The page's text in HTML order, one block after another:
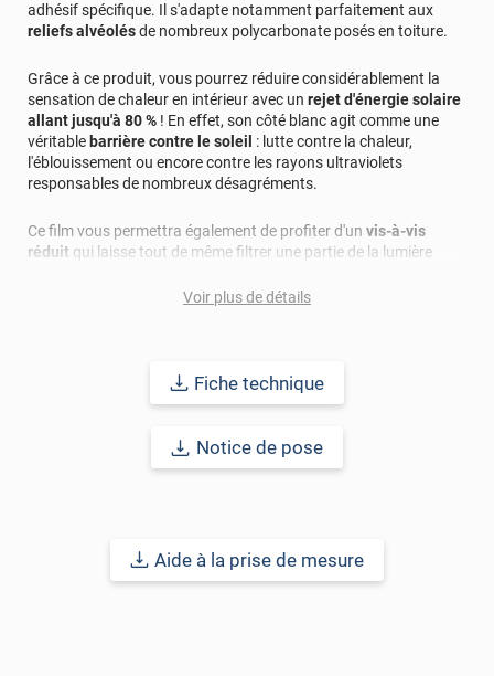
adhésif spécifique. Il s'adapte notamment parfaitement aux
reliefs alvéolésde nombreux polycarbonate posés en toiture.
Grâce à ce produit, vous pourrez réduire considérablement la
sensation de chaleur en intérieur avec un rejet d'énergie solaire
allant jusqu'à 80 % ! En effet, son côté blanc agit comme une
véritable barrière contre le soleil : lutte contre la chaleur,
l'éblouissement ou encore contre les rayons ultraviolets
responsables de nombreux désagréments.
Ce film vous permettra également de profiter d'un vis-à-vis
réduit qui laisse tout de même filtrer une partie de la lumière
pose en extérieur est facile et s'adresse aussi bien aux
: un vitrage équipé d’un film solaire posé en intérieur
peut chauffer davantage. Pour éviter ce risque de surchauffe,
plus de limiter la chaleur sur le vitrage, cela rend le film plus
Voir plus de détails
Fiche technique
Notice de pose
Aide à la prise de mesure